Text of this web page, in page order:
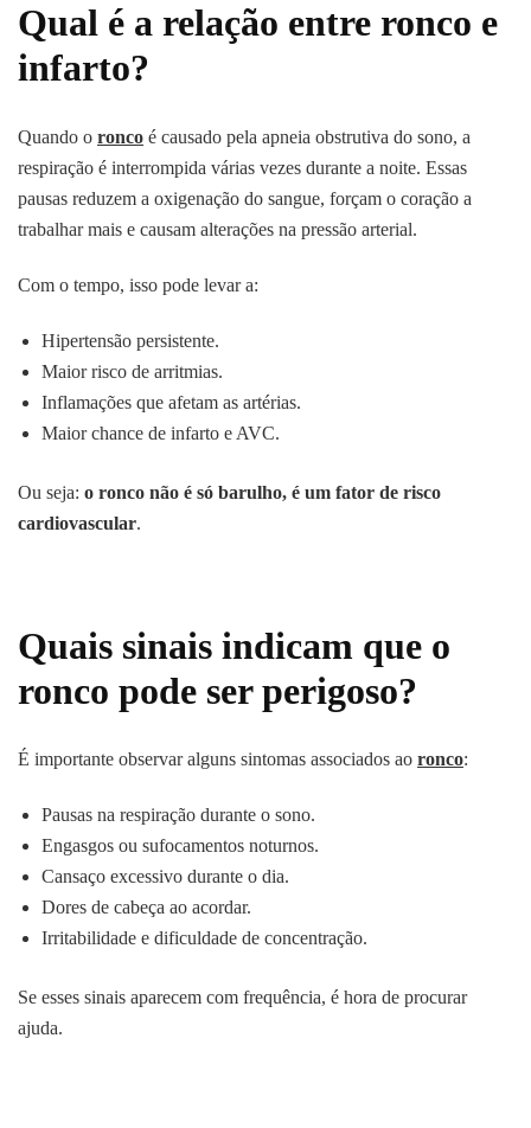
Qual é a relação entre ronco e
infarto?
Quando o ronco é causado pela apneia obstrutiva do sono, a
respiração é interrompida várias vezes durante a noite. Essas
pausas reduzem a oxigenação do sangue, forçam o coração a
trabalhar mais e causam alterações na pressão arterial.
Com o tempo, isso pode levar a:
Hipertensão persistente.
Maior risco de arritmias.
Inflamações que afetam as artérias.
Maior chance de infarto e AVC.
Ou seja: o ronco não é só barulho, é um fator de risco
cardiovascular.
Quais sinais indicam que o
ronco pode ser perigoso?
É importante observar alguns sintomas associados ao ronco:
Pausas na respiração durante o sono.
Engasgos ou sufocamentos noturnos.
Cansaço excessivo durante o dia.
Dores de cabeça ao acordar.
Irritabilidade e dificuldade de concentração.
Se esses sinais aparecem com frequência, é hora de procurar
ajuda.